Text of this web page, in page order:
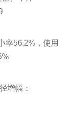
率56.2%，使用
增幅：